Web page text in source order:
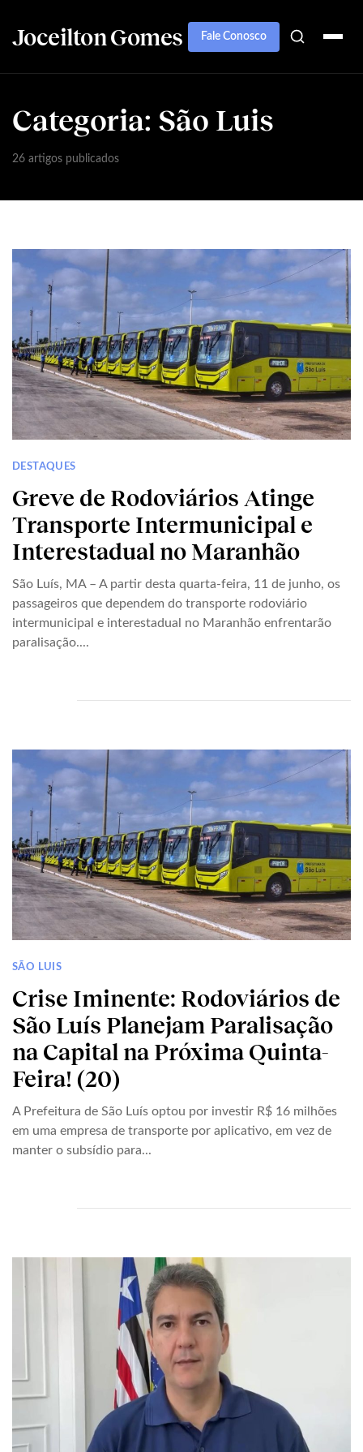
Joceilton Gomes Fale Conosco
Categoria: São Luis
26 artigos publicados
DESTAQUES
Greve de Rodoviários Atinge
Transporte Intermunicipal e
Interestadual no Maranhão
São Luís, MA – A partir desta quarta-feira, 11 de junho, os
passageiros que dependem do transporte rodoviário
intermunicipal e interestadual no Maranhão enfrentarão
paralisação....
SÃO LUIS
Crise Iminente: Rodoviários de
São Luís Planejam Paralisação
na Capital na Próxima Quinta-
Feira! (20)
A Prefeitura de São Luís optou por investir R$ 16 milhões
em uma empresa de transporte por aplicativo, em vez de
manter o subsídio para...